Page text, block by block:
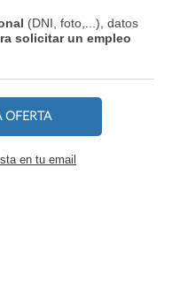
(DNI, foto,...), datos
solicitar un empleo
OFERTA
en tu email